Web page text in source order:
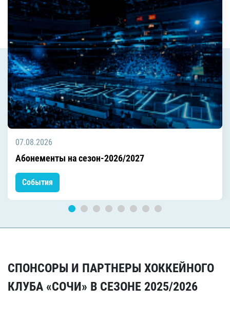
07.08.2026
Абонементы на сезон-2026/2027
События
СПОНСОРЫ И ПАРТНЕРЫ ХОККЕЙНОГО
КЛУБА «СОЧИ» В СЕЗОНЕ 2025/2026